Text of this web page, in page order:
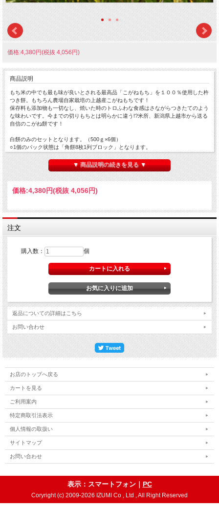
価格:4,380円(税抜 4,056円)
商品説明
もち米の中でも最も味が良いとされる最高品「こがねもち」を１００％使用した杵
つき餅。もちろん農場自家栽培の上越産こがねもちです！
保存料も添加物も一切なし、焼いた時のトロふわな食感はさながらつきたてのよう
な味わいです。今までの切りもちとは明らかに違う!?米所、新潟県上越市から送る
自信のこがね餅です！
白餅のみのセットとなります。（500ｇ×6個）
○1個のパック状態は「角餅8枚1列ブロック」となります。
○箱は正方形型に変更しております。サイズのご確認はお問い合わせください。
▼ 商品説明の続きを見る ▼
価格:4,380円(税抜 4,056円)
注文
購入数： 個
返品についての詳細はこちら
お問い合わせ
お店のトップへ戻る
カートを見る
ご利用案内
特定商取引法表示
個人情報の取扱い
サイトマップ
お問い合わせ
表示：スマートフォン｜ PC
Coryright (c) 2009-2026 IZUMI Co , Ltd , All Right Reserved